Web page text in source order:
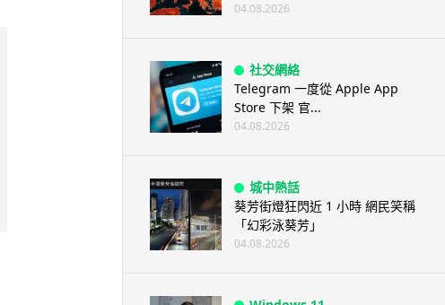
04.08.2026
社交網絡
Telegram 一度從 Apple App
Store 下架 官...
04.08.2026
城中熱話
葵芳街燈狂閃近 1 小時 網民笑稱
「幻彩泳葵芳」
04.08.2026